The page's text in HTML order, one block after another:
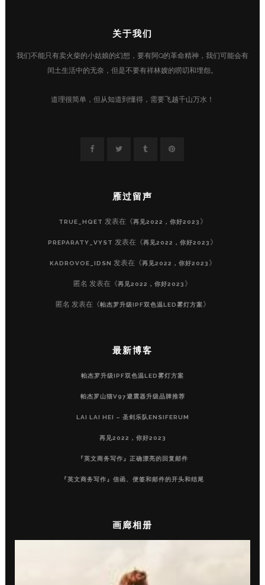
关于我们
我们不能只有卖火柴的小姑娘的幻想，要有阿Q的革命精神，我们可能会有
闰土生活中的无奈，但是不要有祥林嫂的唠叨和埋怨。
道理很简单，但从知道到懂得，需要飞越千山万水！
雁过留声
TRUE_HQET 发表在《再见2022，你好2023 》
PREPARATY_VYST 发表在《再见2022，你好2023 》
KADROVOE_IDSN 发表在《再见2022，你好2023 》
匿名 发表在《再见2022，你好2023 》
匿名 发表在《帕杰罗升级IPF双色温LED雾灯方案》
最新博客
帕杰罗升级IPF双色温LED雾灯方案
帕杰罗山猫V97避震器升级品牌推荐
LAI LAI HEI – 圣剑乐队ENSIFERUM
再见2022，你好2023
『英文商务写作』正确漂亮的回复邮件
『英文商务写作』信函、便签和邮件的开头和结尾
画廊相册